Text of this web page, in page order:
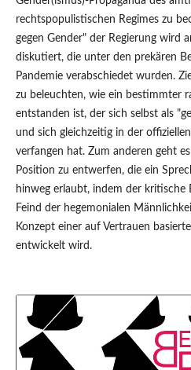
rechtspopulistischen Regimes zu
gegen Gender" der Regierung wird
diskutiert, die unter den prekären
Pandemie verabschiedet wurden.
zu beleuchten, wie ein bestimmter
entstanden ist, der sich selbst als
und sich gleichzeitig in der
verfangen hat. Zum anderen geht
Position zu entwerfen, die ein
hinweg erlaubt, indem der kritische
Feind der hegemonialen
Konzept einer auf Vertrauen
entwickelt wird.